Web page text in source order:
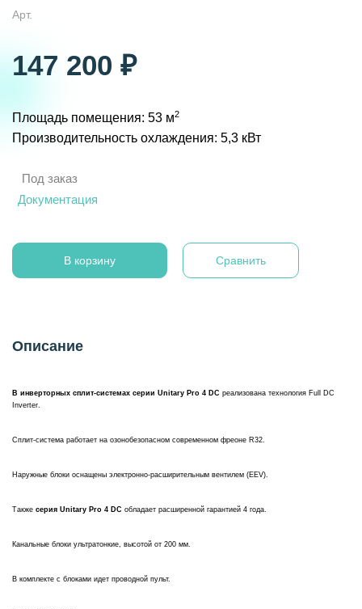
Арт.
147 200 ₽
Площадь помещения: 53 м2
Производительность охлаждения: 5,3 кВт
Под заказ
Документация
В корзину Сравнить
Описание
В инверторных сплит-системах серии Unitary Pro 4 DC реализована технология Full DC
Inverter.
Сплит-система работает на озонобезопасном современном фреоне R32.
Наружные блоки оснащены электронно-расширительным вентилем (EEV).
Также серия Unitary Pro 4 DC обладает расширенной гарантией 4 года.
Канальные блоки ультратонкие, высотой от 200 мм.
В комплекте с блоками идет проводной пульт.